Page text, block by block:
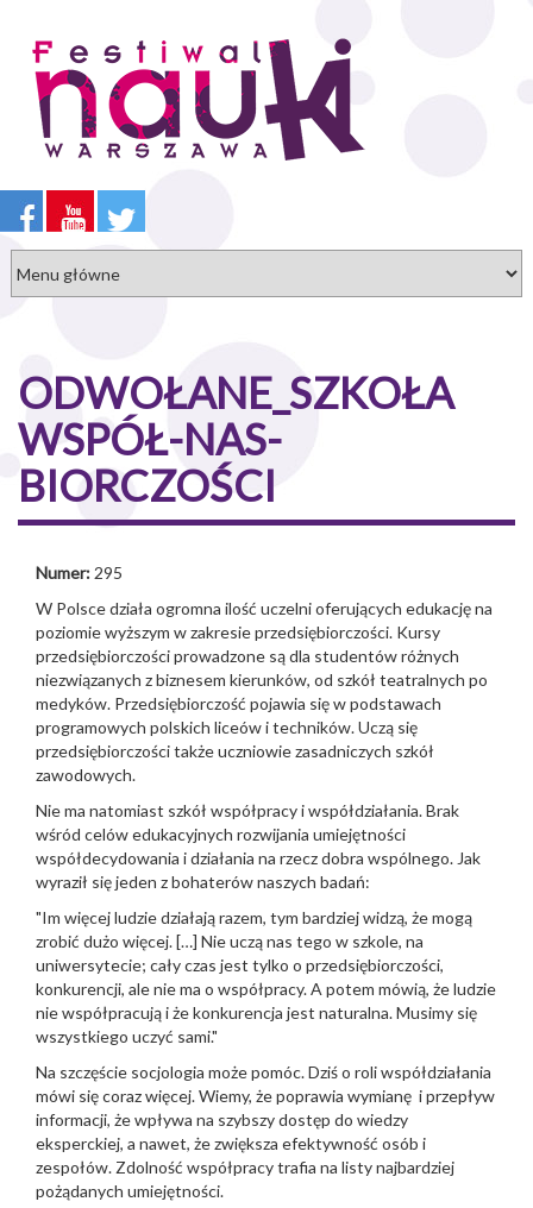
treści
ODWOŁANE_SZKOŁA
WSPÓŁ-NAS-
BIORCZOŚCI
Numer: 295
W Polsce działa ogromna ilość uczelni oferujących edukację na
poziomie wyższym w zakresie przedsiębiorczości. Kursy
przedsiębiorczości prowadzone są dla studentów różnych
niezwiązanych z biznesem kierunków, od szkół teatralnych po
medyków. Przedsiębiorczość pojawia się w podstawach
programowych polskich liceów i techników. Uczą się
przedsiębiorczości także uczniowie zasadniczych szkół
zawodowych.
Nie ma natomiast szkół współpracy i współdziałania. Brak
wśród celów edukacyjnych rozwijania umiejętności
współdecydowania i działania na rzecz dobra wspólnego. Jak
wyraził się jeden z bohaterów naszych badań:
"Im więcej ludzie działają razem, tym bardziej widzą, że mogą
zrobić dużo więcej. […] Nie uczą nas tego w szkole, na
uniwersytecie; cały czas jest tylko o przedsiębiorczości,
konkurencji, ale nie ma o współpracy. A potem mówią, że ludzie
nie współpracują i że konkurencja jest naturalna. Musimy się
wszystkiego uczyć sami."
Na szczęście socjologia może pomóc. Dziś o roli współdziałania
mówi się coraz więcej. Wiemy, że poprawia wymianę i przepływ
informacji, że wpływa na szybszy dostęp do wiedzy
eksperckiej, a nawet, że zwiększa efektywność osób i
zespołów. Zdolność współpracy trafia na listy najbardziej
pożądanych umiejętności.